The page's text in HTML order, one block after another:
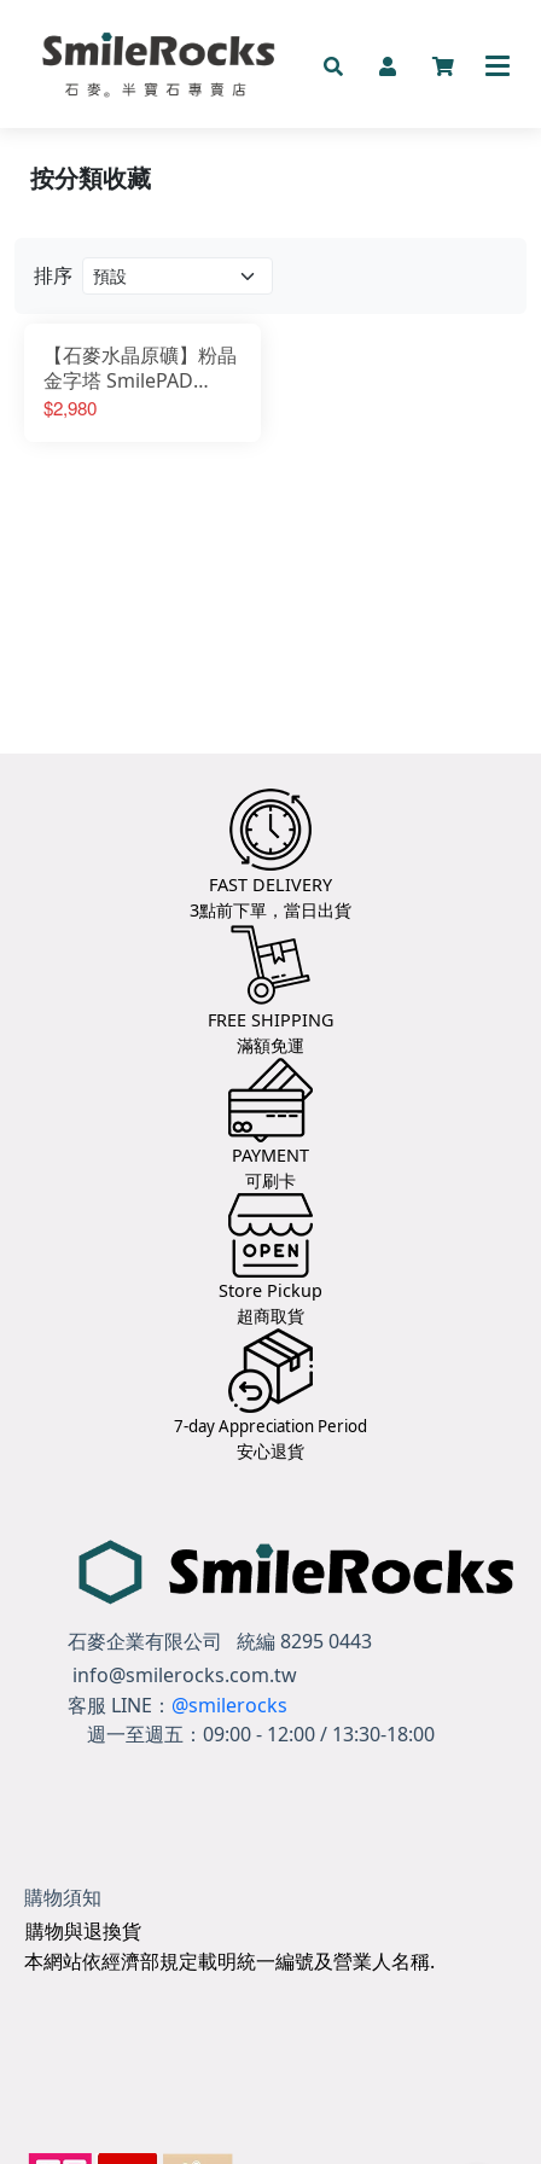
新品
手鍊
按分類收藏
其它
排序
【石麥水晶原礦】粉晶
金字塔 SmilePAD
9X9cm 2000優購
$2,980
按分類收藏
FAST DELIVERY
3點前下單，當日出貨
FREE SHIPPING
滿額免運
PAYMENT
可刷卡
Store Pickup
超商取貨
7-day Appreciation Period
安心退貨
石麥企業有限公司 統編 8295 0443
info@smilerocks.com.tw
客服 LINE： @smilerocks
週一至週五： 09:00 - 12:00 / 13:30-18:00
購物須知
購物與退換貨
本網站依經濟部規定載明統一編號及營業人名稱.